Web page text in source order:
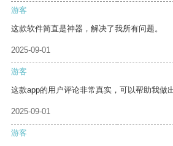
游客
这款软件简直是神器，解决了我所有问题。
2025-09-01
游客
这款app的用户评论非常真实，可以帮助我做
2025-09-01
游客